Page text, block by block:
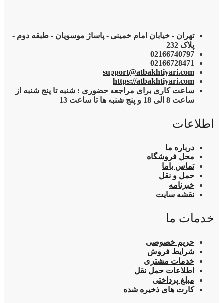
تهران - خیابان امام خمینی - پاساژ موسویان - طبقه دوم -
پلاک 232
02166740797
02166728471
support@atbakhtiyari.com
https://atbakhtiyari.com
ساعت کاری برای مراجعه حضوری : شنبه تا پنج شنبه از
ساعت 8 الی 18 و پنج شنبه ها تا ساعت 13
اطلاعات
درباره ما
محل فروشگاه
تماس باما
حمل و نقل
خبرنامه
نقشه سایت
خدمات ما
حریم خصوصی
شرایط فروش
خدمات مشتری
اطلاعات حمل نقل
مبلغ پرداختی
کارت های ذخیره شده